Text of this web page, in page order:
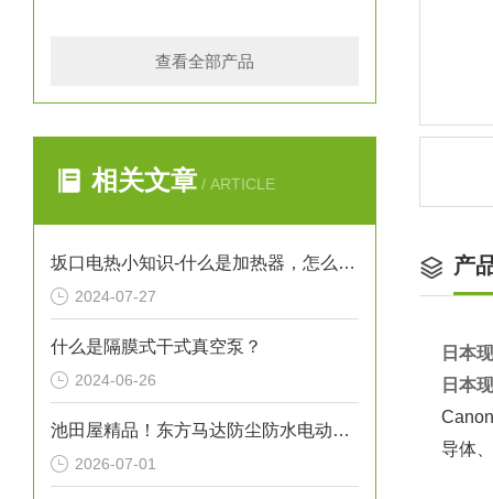
查看全部产品
相关文章 / ARTICLE
坂口电热小知识-什么是加热器，怎么保养加热器
2024-07-27
什么是隔膜式干式真空泵？
2024-06-26
池田屋精品！东方马达防尘防水电动机 FPW425 参数介绍
2026-07-01
产
日本
日本
导体